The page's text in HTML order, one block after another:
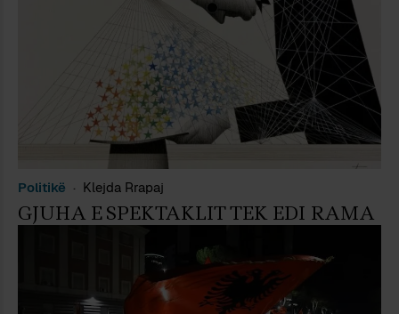
Politikë Klejda Rrapaj
GJUHA E SPEKTAKLIT TEK EDI RAMA